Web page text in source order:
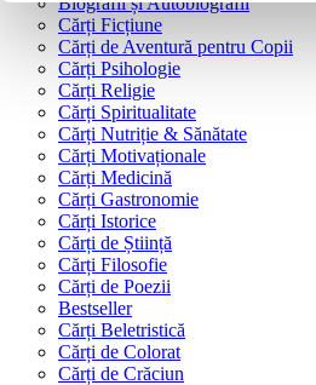
Cărți Ficțiune
Cărți de Aventură pentru Copii
Cărți Psihologie
Cărți Religie
Cărți Spiritualitate
Cărți Nutriție & Sănătate
Cărți Motivaționale
Cărți Medicină
Cărți Gastronomie
Cărți Istorice
Cărți de Știință
Cărți Filosofie
Cărți de Poezii
Bestseller
Cărți Beletristică
Cărți de Colorat
Cărți de Crăciun